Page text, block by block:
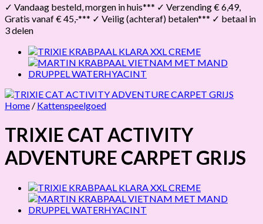
✓ Vandaag besteld, morgen in huis*** ✓ Verzending € 6,49,
Gratis vanaf € 45,-*** ✓ Veilig (achteraf) betalen*** ✓ betaal in
3 delen
Home / Kattenspeelgoed
TRIXIE CAT ACTIVITY
ADVENTURE CARPET GRIJS